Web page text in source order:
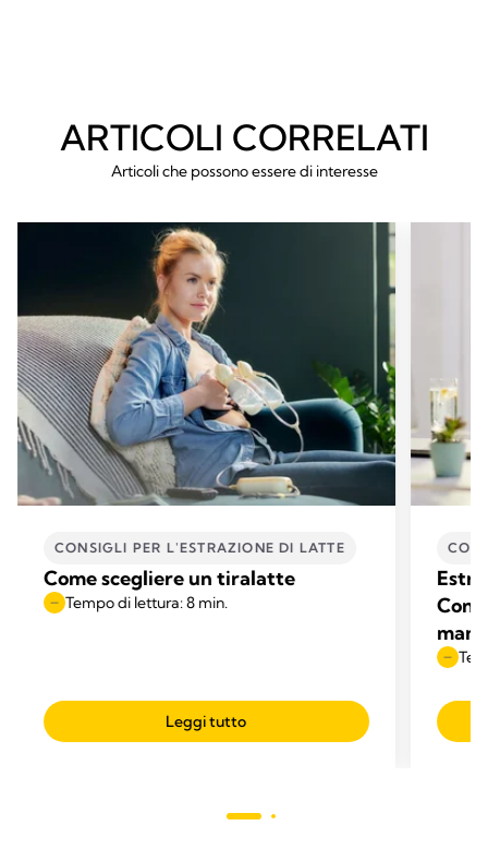
ARTICOLI CORRELATI
Articoli che possono essere di interesse
CONSIGLI PER L'ESTRAZIONE DI LATTE
Come scegliere un tiralatte
Tempo di lettura: 8 min.
Leggi tutto